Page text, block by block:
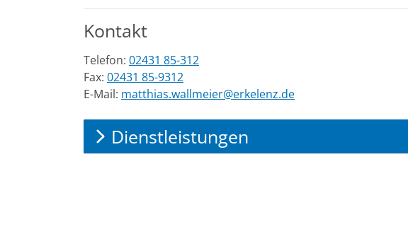
Kontakt
Telefon: 02431 85-312
Fax: 02431 85-9312
E-Mail: matthias.wallmeier@erkelenz.de
Dienstleistungen